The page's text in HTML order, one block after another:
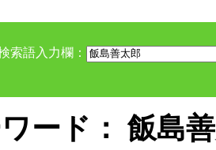
索語入力欄：
ード： 飯島